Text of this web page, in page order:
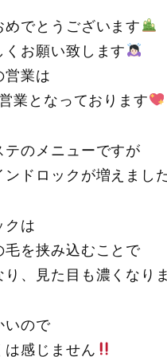
めでとうございます
お願い致します
営業は
業となっております
テのメニューですが
ドロックが増えまし
クは
毛を挟み込むことで
、見た目も濃くなり
いので
感じません